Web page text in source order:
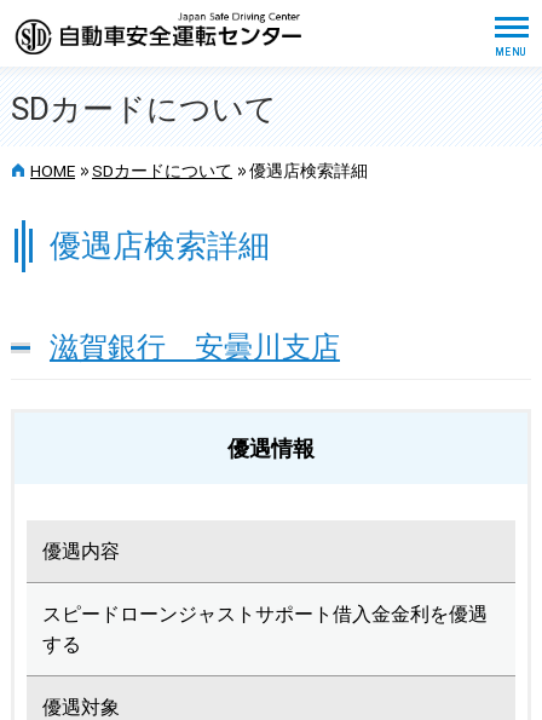
SDカードについて
HOME >> SDカードについて >> 優遇店検索詳細
優遇店検索詳細
滋賀銀行 安曇川支店
優遇情報
優遇内容
スピードローンジャストサポート借入金金利を優遇
する
優遇対象